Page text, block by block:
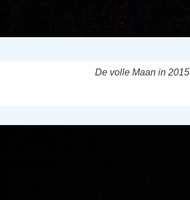
De volle Maan in 2015